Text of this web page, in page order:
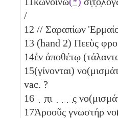
/
12 // Σαραπίων
13 (hand 2) Πεεὺς
14ἐν ἀποθέτῳ
15(γίνονται)
vac. ?
16
̣π̣ι ̣ ̣ ̣ ̣ς
17Ἁροοῦς γνωστήρ